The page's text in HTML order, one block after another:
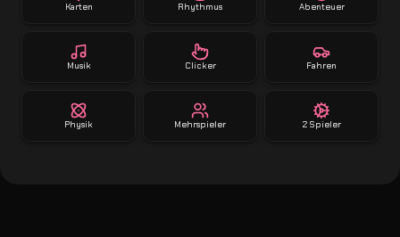
Karten Rhythmus Abenteuer
Musik Clicker Fahren
Physik Mehrspieler 2 Spieler